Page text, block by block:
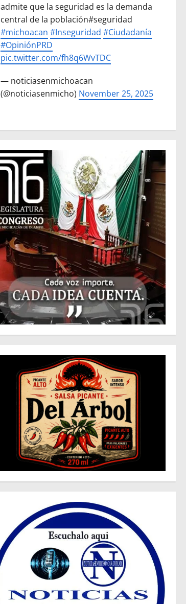
admite que la seguridad es la demanda
central de la población#seguridad
#michoacan #Inseguridad #Ciudadanía
#OpiniónPRD
pic.twitter.com/fh8q6WvTDC
— noticiasenmichoacan
(@noticiasenmicho) November 25, 2025